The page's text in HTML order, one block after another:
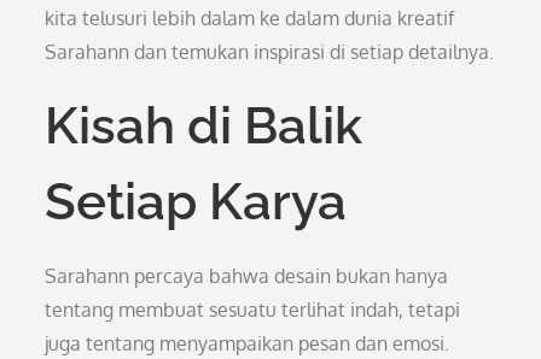
kita telusuri lebih dalam ke dalam dunia kreatif
Sarahann dan temukan inspirasi di setiap detailnya.
Kisah di Balik
Setiap Karya
Sarahann percaya bahwa desain bukan hanya
tentang membuat sesuatu terlihat indah, tetapi
juga tentang menyampaikan pesan dan emosi.